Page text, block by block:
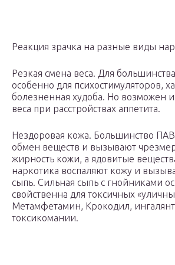
Реакция зрачка на разные виды
Резкая смена веса. Для
особенно для психостимуляторов,
болезненная худоба. Но возможен
веса при расстройствах аппетита.
Нездоровая кожа. Большинство
обмен веществ и вызывают
жирность кожи, а ядовитые
наркотика воспаляют кожу и
сыпь. Сильная сыпь с гнойниками
свойственна для токсичных
Метамфетамин, Крокодил,
токсикомании.